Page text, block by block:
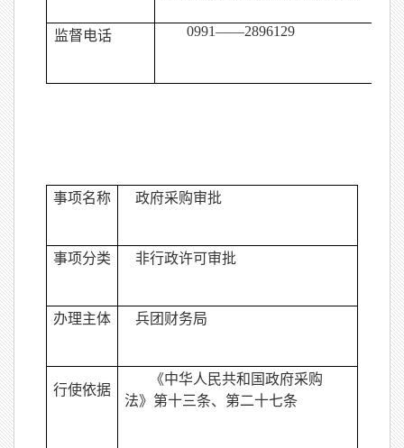
监督电话 0991——2896129
事项名称 政府采购审批
事项分类 非行政许可审批
办理主体 兵团财务局
行使依据
《中华人民共和国政府采购
法》第十三条、第二十七条